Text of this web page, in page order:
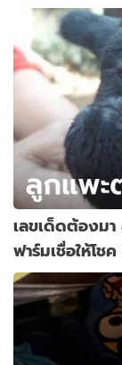
เลขเด็ดต้องมา
ฟาร์มเชื่อให้โช